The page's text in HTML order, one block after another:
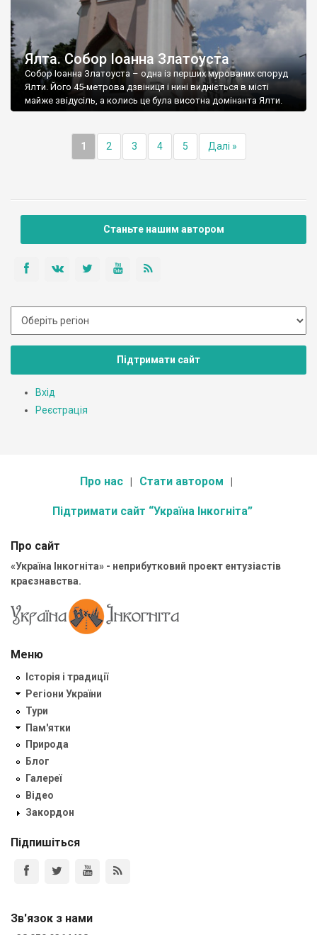
Ялта. Собор Іоанна Златоуста
Собор Іоанна Златоуста – одна із перших мурованих споруд
Ялти. Його 45-метрова дзвіниця і нині видніється в місті
майже звідусіль, а колись це була висотна домінанта Ялти.
1 2 3 4 5 Далі »
Станьте нашим автором
Підтримати сайт
Вхід
Реєстрація
Про нас Стати автором
Підтримати сайт “Україна Інкогніта”
Про сайт
«Україна Інкогніта» - неприбутковий проект ентузіастів
краєзнавства.
Меню
Історія і традиції
Регіони України
Тури
Пам'ятки
Природа
Блог
Галереї
Відео
Закордон
Підпишіться
Зв'язок з нами